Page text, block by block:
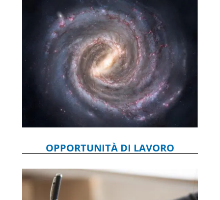
OPPORTUNITÀ DI LAVORO